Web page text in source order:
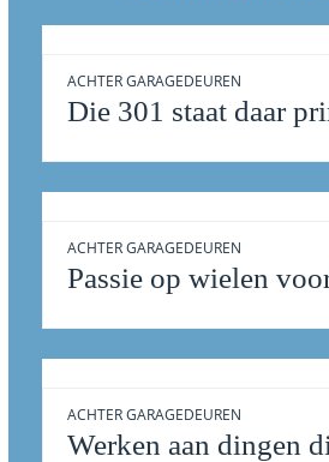
Die 301 staat daar
ACHTER GARAGEDEUREN
Passie op wielen
ACHTER GARAGEDEUREN
Werken aan dingen
ACHTER GARAGEDEUREN